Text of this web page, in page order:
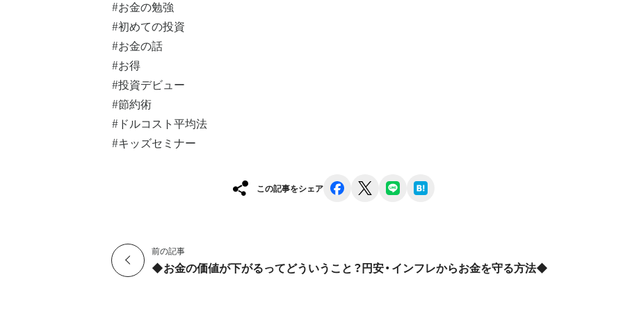
#お金の勉強⁡
#初めての投資⁡
#お金の話⁡
#お得⁡
#投資デビュー⁡
#節約術
#ドルコスト平均法
#キッズセミナー
この記事をシェア facebook line
前の記事
◆お金の価値が下がるってどういうこと？円安・インフレからお金を守る方法◆